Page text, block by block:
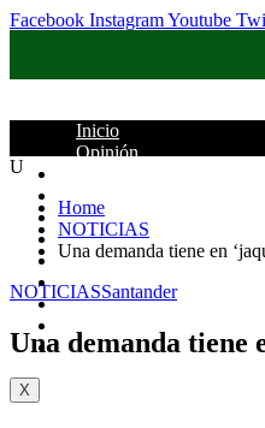
Facebook InstagramYoutube
Inicio
Opinión
Política
Judicial
Deportes
Columnistas
Mundo
Contacto
X
U
Home
NOTICIAS
Una demanda tiene en
NOTICIASSantander
Una demanda tiene